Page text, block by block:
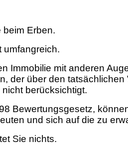
beim Erben.
umfangreich.
Immobilie mit anderen
der über den
berücksichtigt.
Bewertungsgesetz,
und sich auf die zu
Sie nichts.